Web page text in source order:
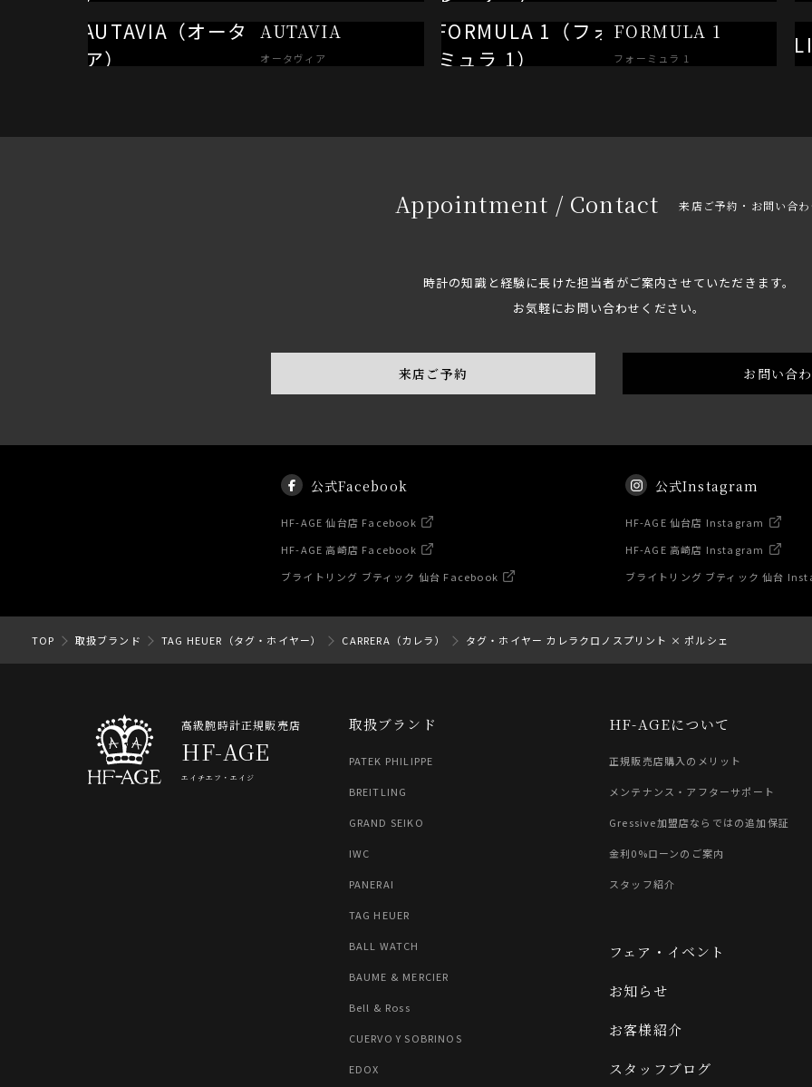
AUTAVIA
オータヴィア
FORMULA 1
フォーミュラ 1
Appointment / Contact 来店ご予約・お問い合
時計の知識と経験に長けた担当者がご案内させていただきます。
お気軽にお問い合わせください。
来店ご予約 お問い合
公式Facebook
HF-AGE 仙台店 Facebook
HF-AGE 高崎店 Facebook
ブライトリング ブティック 仙台 Facebook
公式Instagram
HF-AGE 仙台店 Instagram
HF-AGE 高崎店 Instagram
ブライトリング ブティック 仙台
TOP 取扱ブランド TAG HEUER（タグ・ホイヤー） CARRERA（カレラ） タグ・ホイヤー カレラクロノスプリント × ポルシェ
高級腕時計正規販売店
HF-AGE
エイチエフ・エイジ
取扱ブランド
PATEK PHILIPPE
BREITLING
GRAND SEIKO
IWC
PANERAI
TAG HEUER
BALL WATCH
BAUME & MERCIER
Bell & Ross
CUERVO Y SOBRINOS
EDOX
HF-AGEについて
正規販売店購入のメリット
メンテナンス・アフターサポート
Gressive加盟店ならではの追加保証
金利0%ローンのご案内
スタッフ紹介
フェア・イベント
お知らせ
お客様紹介
スタッフブログ